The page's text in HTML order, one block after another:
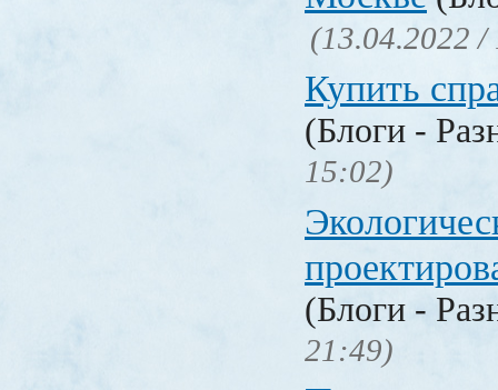
(13.04.2022 /
Купить
(Блоги -
15:02)
(Блоги -
21:49)